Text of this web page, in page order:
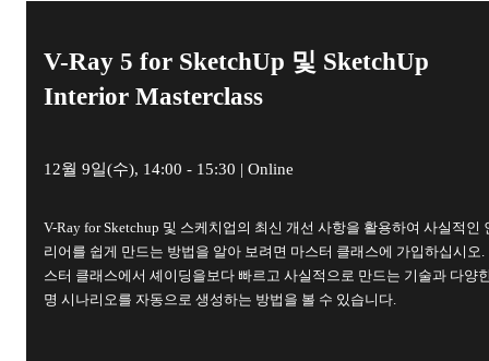
V-Ray 5 for SketchUp 및 SketchUp
Interior Masterclass
12월 9일(수), 14:00 - 15:30 | Online
V-Ray for Sketchup 및 스케치업의 최신 개선 사항을 활용하여 사실적인
리어를 쉽게 만드는 방법을 알아 보려면 마스터 클래스에 가입하십시오.
스터 클래스에서 셰이딩을보다 빠르고 사실적으로 만드는 기술과 다양
명 시나리오를 자동으로 생성하는 방법을 볼 수 있습니다.